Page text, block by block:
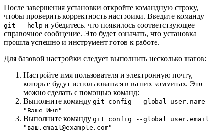
После завершения установки откройте командную строку,
чтобы проверить корректность настройки. Введите команду
git --help и убедитесь, что появилось соответствующее
справочное сообщение. Это будет означать, что установка
прошла успешно и инструмент готов к работе.
Для базовой настройки следует выполнить несколько шагов:
Настройте имя пользователя и электронную почту,
которые будут использоваться в ваших коммитах. Это
можно сделать с помощью команд:
Выполните команду git config --global user.name
"Ваше Имя"
Выполните команду git config --global user.email
"ваш.email@example.com"